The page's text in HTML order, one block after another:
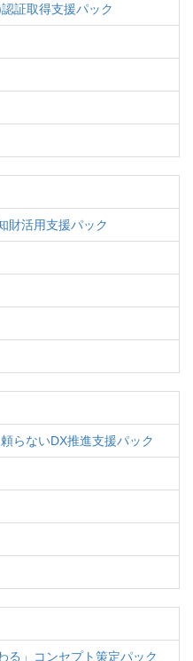
証取得支援パック
財活用支援パック
らないDX推進支援パック
る」コンセプト策定パック